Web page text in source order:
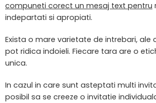
compuneti corect un mesaj text pentru
indepartati si apropiati.
Exista o mare varietate de intrebari, ale
pot ridica indoieli. Fiecare tara are o
unica.
In cazul in care sunt asteptati multi
posibil sa se creeze o invitatie